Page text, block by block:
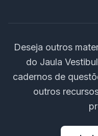
Deseja outros
do Jaula
cadernos de
outros